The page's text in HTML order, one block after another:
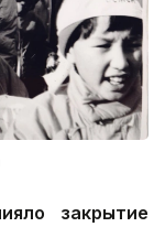
закрытие